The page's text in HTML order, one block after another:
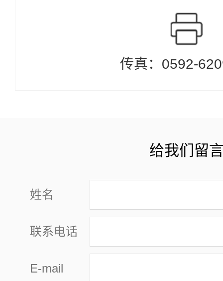
传真：0592-
给我们留
姓名
联系电话
E-mail